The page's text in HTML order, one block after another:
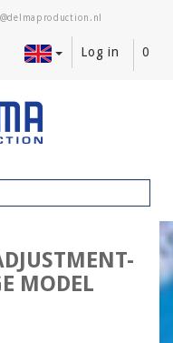
Log in 0
MODEL